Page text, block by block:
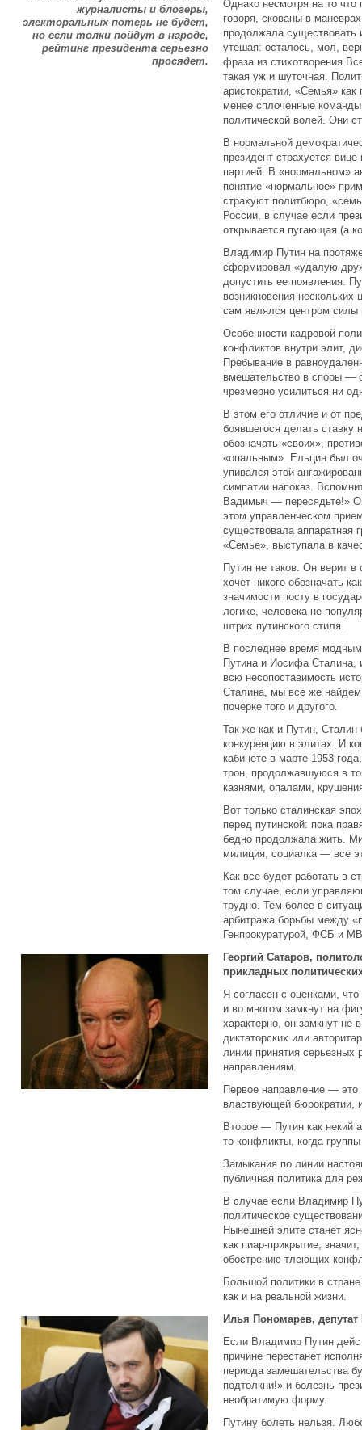
журналисты и блогеры,
электоральных потерь не будет,
но если толки пойдут в народе,
рейтинг президента серьезно
просядет.
Однако несмотря на то что
говоря, скованы в
продолжала существовать
утешая: осталось, мол,
фраза из стихотворения
такая уж и шуточная.
аристократии, «Семья»
менее сплоченные
политической волей. Они
В нормальной
президент страхуется
партией. В «нормальном»
понятие «нормальное»
страхуют политбюро,
России, в случае если
открывается пугающая (а
Владимир Путин на
сформировал «удалую
допустить ее появления.
возникновения нескольких
сам являлся центром силы
Особенности кадровой
конфликтов внутри элит,
Пребывание в
вмешательство в споры —
чрезмерно усилиться ни
В этом его отличие и от
боявшегося делать ставку
обозначать «своих»,
«опальным». Ельцин был
упивался этой
симпатии напоказ.
Вадимыч — пересядьте!»
этом управленческом
существовала аппаратная
«Семье», выступала в
Путин не таков. Он верит
хочет никого обозначать
значимости посту в
логике, человека не
штрих путинского стиля.
В последнее время
Путина и Иосифа Сталина,
всю несопоставимость
Сталина, мы все же
почерке того и другого.
Так же как и Путин,
конкуренцию в элитах. И
кабинете в марте 1953
трон, продолжавшуюся в
казнями, опалами,
Вот только сталинская
перед путинской: пока
бедно продолжала жить.
милиция, социалка — все
Как все будет работать в
том случае, если
трудно. Тем более в
арбитража борьбы между
Генпрокуратурой, ФСБ и
Георгий Сатаров,
прикладных
Я согласен с оценками,
и во многом замкнут на
характерно, он замкнут не
диктаторских или
линии принятия
направлениям.
Первое направление — это
властвующей бюрократии,
Второе — Путин как некий
то конфликты, когда
Замыкания по линии
публичная политика для
В случае если Владимир
политическое
Нынешней элите станет
как пиар-прикрытие,
обострению тлеющих
Большой политики в
как и на реальной жизни.
Илья Пономарев,
Если Владимир Путин
причине перестанет
периода замешательства
подтолкни!» и болезнь
необратимую форму.
Путину болеть нельзя.